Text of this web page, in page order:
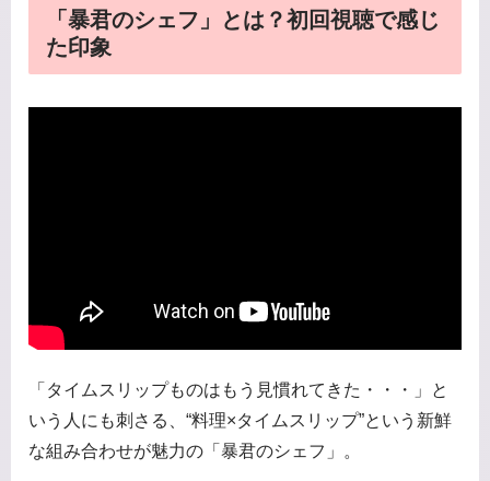
「暴君のシェフ」とは？初回視聴で感じ
た印象
「タイムスリップものはもう見慣れてきた・・・」と
いう人にも刺さる、“料理×タイムスリップ”という新鮮
な組み合わせが魅力の「暴君のシェフ」。